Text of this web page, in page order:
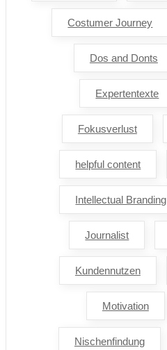
Costumer Journey
Dos and Donts
Expertentexte
Fokusverlust
helpful content
Intellectual Branding
Journalist
Kundennutzen
Motivation
Nischenfindung